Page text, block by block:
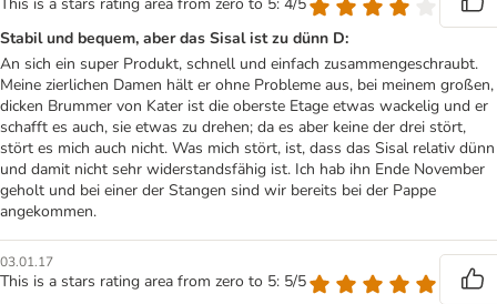
Stabil und bequem, aber das Sisal ist zu dünn D:
An sich ein super Produkt, schnell und einfach zusammengeschraubt.
Meine zierlichen Damen hält er ohne Probleme aus, bei meinem großen,
dicken Brummer von Kater ist die oberste Etage etwas wackelig und er
schafft es auch, sie etwas zu drehen; da es aber keine der drei stört,
stört es mich auch nicht. Was mich stört, ist, dass das Sisal relativ dünn
und damit nicht sehr widerstandsfähig ist. Ich hab ihn Ende November
geholt und bei einer der Stangen sind wir bereits bei der Pappe
angekommen.
03.01.17
This is a stars rating area from zero to 5: 5/5